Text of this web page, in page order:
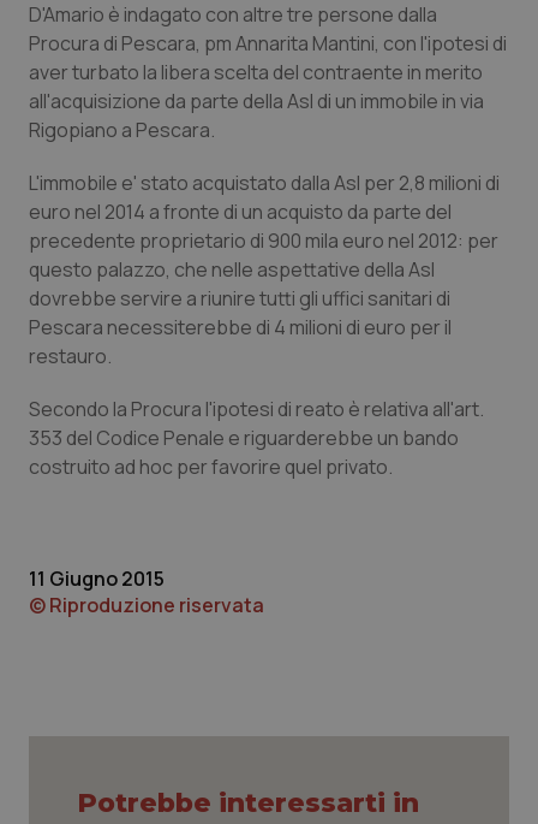
QS Pro
Professionisti Sanitari.AI
Basilicata
Calabria
Campania
Emilia-Romagna
Friuli Venezia Giulia
Liguria
Molise
Artrite & artrosi
Asma & BPCO
Car-T
Colesterolo & coronaropatie
Dermatite Atopica
Disturbi dell’umore
Epatiti
QS Club Newsletter
D'Amario è indagato con altre tre persone dalla
Procura di Pescara, pm Annarita Mantini, con l'ipotesi di
aver turbato la libera scelta del contraente in merito
all'acquisizione da parte della Asl di un immobile in via
Rigopiano a Pescara.
L'immobile e' stato acquistato dalla Asl per 2,8 milioni di
euro nel 2014 a fronte di un acquisto da parte del
precedente proprietario di 900 mila euro nel 2012: per
questo palazzo, che nelle aspettative della Asl
dovrebbe servire a riunire tutti gli uffici sanitari di
Pescara necessiterebbe di 4 milioni di euro per il
restauro.
Secondo la Procura l'ipotesi di reato è relativa all'art.
353 del Codice Penale e riguarderebbe un bando
costruito ad hoc per favorire quel privato.
11 Giugno 2015
© Riproduzione riservata
Potrebbe interessarti in